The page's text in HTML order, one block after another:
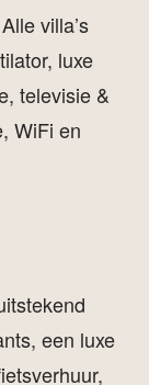
villa’s
luxe
televisie &
WiFi en
een luxe